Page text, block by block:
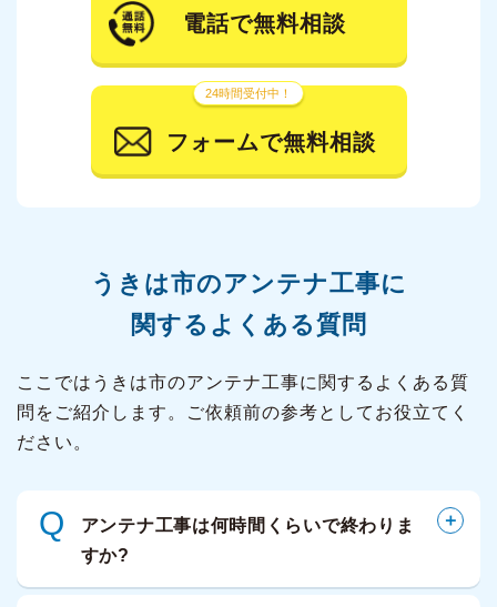
電話で無料相談
24時間受付中！
フォームで無料相談
うきは市のアンテナ工事に
関するよくある質問
ここではうきは市のアンテナ工事に関するよくある質
問をご紹介します。ご依頼前の参考としてお役立てく
ださい。
Q
アンテナ工事は何時間くらいで終わりま
すか?